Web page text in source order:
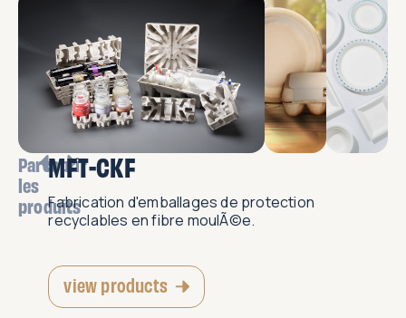
Parcourir
les
produits
MFT-CKF
Fabrication d'emballages de protection
recyclables en fibre moulÃ©e.
view products